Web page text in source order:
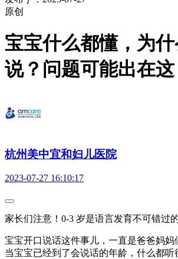
原创
宝宝什么都懂，为
说？问题可能出在这
杭州美中宜和妇儿医院
2023-07-27 16:10:17
家长们注意！0-3 岁是语言发育不可错过
宝宝开口说话这件事儿，一直是爸爸妈妈
当宝宝已经到了会说话的年龄，什么都听